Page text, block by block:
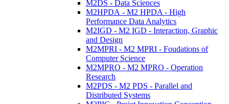
M2DS - Data Sciences
M2HPDA - M2 HPDA - High
Performance Data Analytics
M2IGD - M2 IGD - Interaction, Graphic
and Design
M2MPRI - M2 MPRI - Foudations of
Computer Science
M2MPRO - M2 MPRO - Operation
Research
M2PDS - M2 PDS - Parallel and
Distributed Systems